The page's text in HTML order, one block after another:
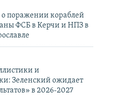
поражении кораблей
ФСБ в Керчи и НПЗ в
и
Зеленский ожидает
в 2026-2027